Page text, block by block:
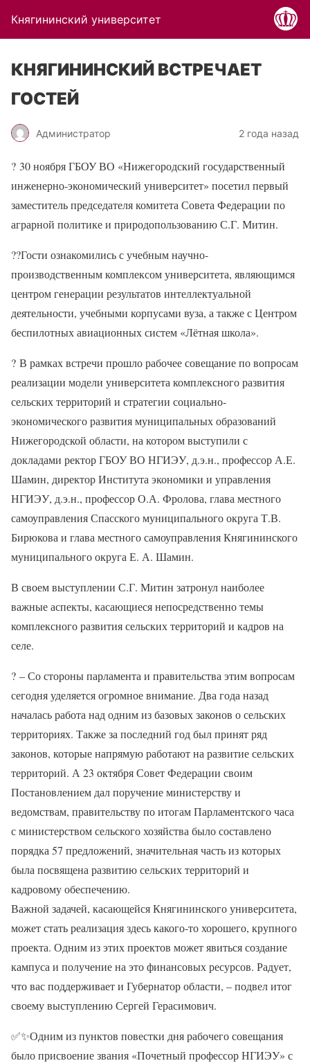
Княгининский университет
КНЯГИНИНСКИЙ ВСТРЕЧАЕТ
ГОСТЕЙ
Администратор 2 года назад
? 30 ноября ГБОУ ВО «Нижегородский государственный
инженерно-экономический университет» посетил первый
заместитель председателя комитета Совета Федерации по
аграрной политике и природопользованию С.Г. Митин.
??Гости ознакомились с учебным научно-
производственным комплексом университета, являющимся
центром генерации результатов интеллектуальной
деятельности, учебными корпусами вуза, а также с Центром
беспилотных авиационных систем «Лётная школа».
? В рамках встречи прошло рабочее совещание по вопросам
реализации модели университета комплексного развития
сельских территорий и стратегии социально-
экономического развития муниципальных образований
Нижегородской области, на котором выступили с
докладами ректор ГБОУ ВО НГИЭУ, д.э.н., профессор А.Е.
Шамин, директор Института экономики и управления
НГИЭУ, д.э.н., профессор О.А. Фролова, глава местного
самоуправления Спасского муниципального округа Т.В.
Бирюкова и глава местного самоуправления Княгининского
муниципального округа Е. А. Шамин.
В своем выступлении С.Г. Митин затронул наиболее
важные аспекты, касающиеся непосредственно темы
комплексного развития сельских территорий и кадров на
селе.
? – Со стороны парламента и правительства этим вопросам
сегодня уделяется огромное внимание. Два года назад
началась работа над одним из базовых законов о сельских
территориях. Также за последний год был принят ряд
законов, которые напрямую работают на развитие сельских
территорий. А 23 октября Совет Федерации своим
Постановлением дал поручение министерству и
ведомствам, правительству по итогам Парламентского часа
с министерством сельского хозяйства было составлено
порядка 57 предложений, значительная часть из которых
была посвящена развитию сельских территорий и
кадровому обеспечению.
Важной задачей, касающейся Княгининского университета,
может стать реализация здесь какого-то хорошего, крупного
проекта. Одним из этих проектов может явиться создание
кампуса и получение на это финансовых ресурсов. Радует,
что вас поддерживает и Губернатор области, – подвел итог
своему выступлению Сергей Герасимович.
✅✨Одним из пунктов повестки дня рабочего совещания
было присвоение звания «Почетный профессор НГИЭУ» с